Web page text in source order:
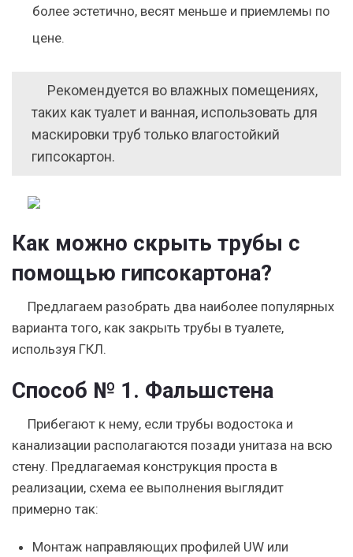
более эстетично, весят меньше и приемлемы по
цене.
Рекомендуется во влажных помещениях,
таких как туалет и ванная, использовать для
маскировки труб только влагостойкий
гипсокартон.
Как можно скрыть трубы с
помощью гипсокартона?
Предлагаем разобрать два наиболее популярных
варианта того, как закрыть трубы в туалете,
используя ГКЛ.
Способ № 1. Фальшстена
Прибегают к нему, если трубы водостока и
канализации располагаются позади унитаза на всю
стену. Предлагаемая конструкция проста в
реализации, схема ее выполнения выглядит
примерно так:
Монтаж направляющих профилей UW или